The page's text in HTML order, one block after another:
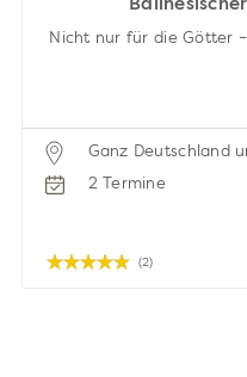
Nicht nur für die Götter
Ganz Deutschland
2 Termine
(2)